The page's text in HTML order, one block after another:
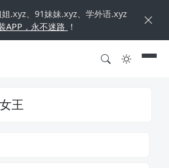
.xyz、91妹妹.xyz、学外语.xyz
APP，永不迷路 ！
王